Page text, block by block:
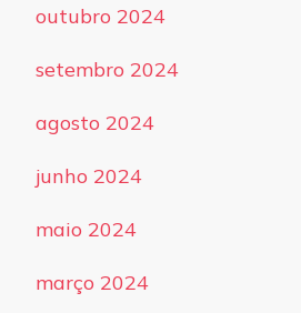
outubro 2024
setembro 2024
agosto 2024
junho 2024
maio 2024
março 2024